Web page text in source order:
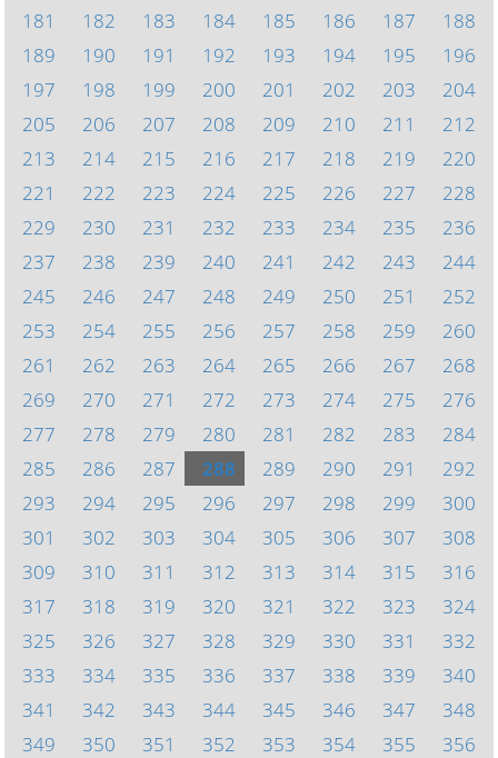
181
182 183 184 185 186 187
188
189
190 191 192 193 194 195
196
197
198 199 200 201 202 203
204
205
206 207 208 209 210 211
212
213
214 215 216 217 218 219
220
221
222 223 224 225 226 227
228
229
230 231 232 233 234 235
236
237
238 239 240 241 242 243
244
245
246 247 248 249 250 251
252
253
254 255 256 257 258 259
260
261
262 263 264 265 266 267
268
269
270 271 272 273 274 275
276
277
278 279 280 281 282 283
284
285
286 287 288 289 290 291
292
293
294 295 296 297 298 299
300
301
302 303 304 305 306 307
308
309
310 311 312 313 314 315
316
317
318 319 320 321 322 323
324
325
326 327 328 329 330 331
332
333
334 335 336 337 338 339
340
341
342 343 344 345 346 347
348
349
350 351 352 353 354 355 356